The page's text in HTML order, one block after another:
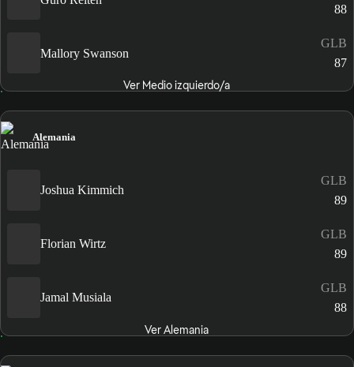
88
Mallory Swanson
GLB
87
Ver Medio izquierdo/a
Alemania
Joshua Kimmich
GLB
89
Florian Wirtz
GLB
89
Jamal Musiala
GLB
88
Ver Alemania